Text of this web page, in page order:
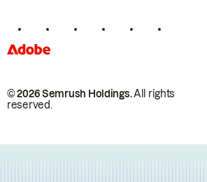
© 2026 Semrush Holdings.All rights
reserved.